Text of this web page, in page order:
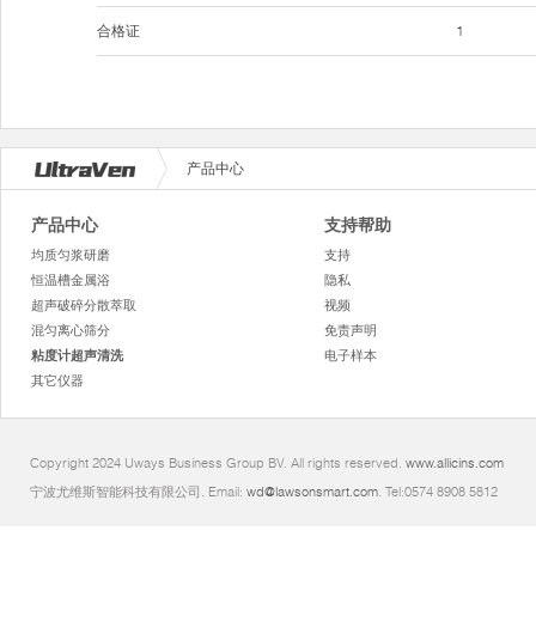
合格证 1
产品中心
产品中心
均质匀浆研磨
恒温槽金属浴
超声破碎分散萃取
混匀离心筛分
粘度计超声清洗
其它仪器
支持帮助
支持
隐私
视频
免责声明
电子样本
Copyright 2024 Uways Business Group BV. All rights reserved. www.allicins.com
宁波尤维斯智能科技有限公司. Email: wd@lawsonsmart.com. Tel:0574 8908 5812